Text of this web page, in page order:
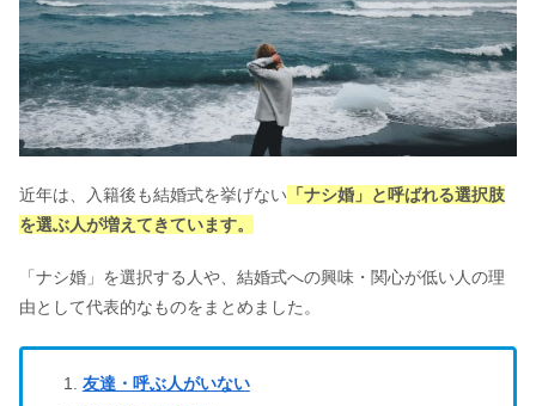
近年は、入籍後も結婚式を挙げない 「ナシ婚」と呼ばれる選択肢
を選ぶ人が増えてきています。
「ナシ婚」を選択する人や、結婚式への興味・関心が低い人の理
由として代表的なものをまとめました。
友達・呼ぶ人がいない